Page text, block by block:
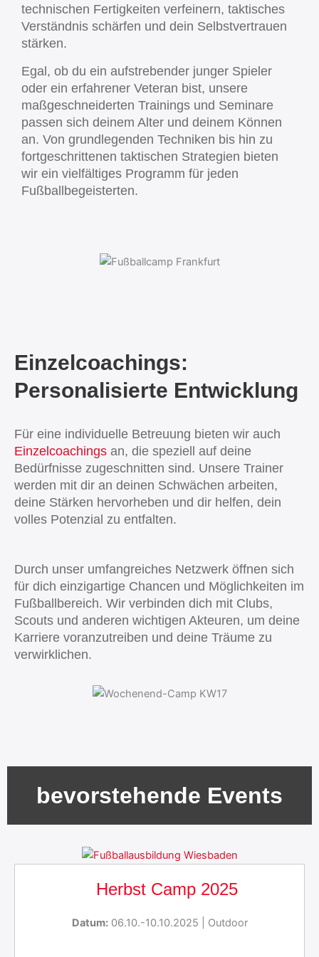
technischen Fertigkeiten verfeinern, taktisches
Verständnis schärfen und dein Selbstvertrauen
stärken.
Egal, ob du ein aufstrebender junger Spieler
oder ein erfahrener Veteran bist, unsere
maßgeschneiderten Trainings und Seminare
passen sich deinem Alter und deinem Können
an. Von grundlegenden Techniken bis hin zu
fortgeschrittenen taktischen Strategien bieten
wir ein vielfältiges Programm für jeden
Fußballbegeisterten.
Einzelcoachings:
Personalisierte Entwicklung
Für eine individuelle Betreuung bieten wir auch
Einzelcoachings an, die speziell auf deine
Bedürfnisse zugeschnitten sind. Unsere Trainer
werden mit dir an deinen Schwächen arbeiten,
deine Stärken hervorheben und dir helfen, dein
volles Potenzial zu entfalten.
Durch unser umfangreiches Netzwerk öffnen sich
für dich einzigartige Chancen und Möglichkeiten im
Fußballbereich. Wir verbinden dich mit Clubs,
Scouts und anderen wichtigen Akteuren, um deine
Karriere voranzutreiben und deine Träume zu
verwirklichen.
bevorstehende Events
Herbst Camp 2025
Datum:06.10.-10.10.2025 | Outdoor